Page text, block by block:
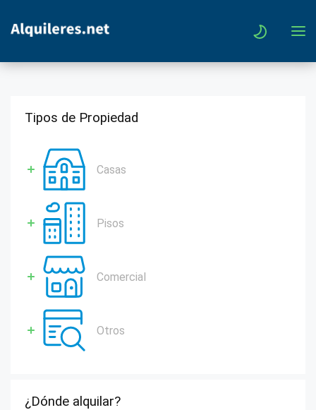
Tipos de Propiedad
Casas
Pisos
Comercial
Otros
¿Dónde alquilar?